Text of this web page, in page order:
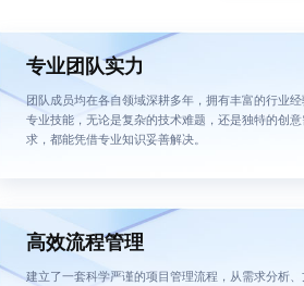
专业团队实力
团队成员均在各自领域深耕多年，拥有丰富的行业经
专业技能，无论是复杂的技术难题，还是独特的创意
求，都能凭借专业知识妥善解决。
高效流程管理
建立了一套科学严谨的项目管理流程，从需求分析、